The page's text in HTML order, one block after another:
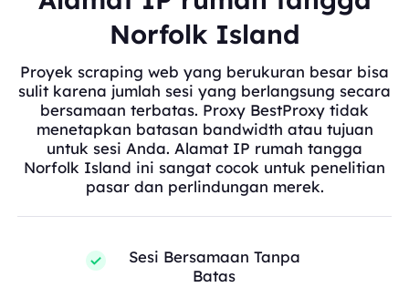
Norfolk Island
Proyek scraping web yang berukuran besar bisa
sulit karena jumlah sesi yang berlangsung secara
bersamaan terbatas. Proxy BestProxy tidak
menetapkan batasan bandwidth atau tujuan
untuk sesi Anda. Alamat IP rumah tangga
Norfolk Island ini sangat cocok untuk penelitian
pasar dan perlindungan merek.
Sesi Bersamaan Tanpa
Batas